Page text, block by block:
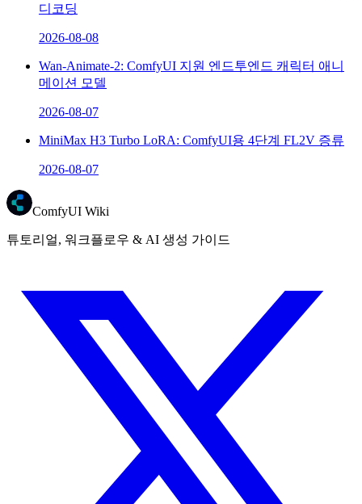
디코딩
2026-08-08
Wan-Animate-2: ComfyUI 지원 엔드투엔드 캐릭터 애니
메이션 모델
2026-08-07
MiniMax H3 Turbo LoRA: ComfyUI용 4단계 FL2V 증류
2026-08-07
ComfyUI Wiki
튜토리얼, 워크플로우 & AI 생성 가이드